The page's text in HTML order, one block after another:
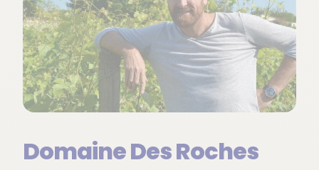
Domaine Des Roches